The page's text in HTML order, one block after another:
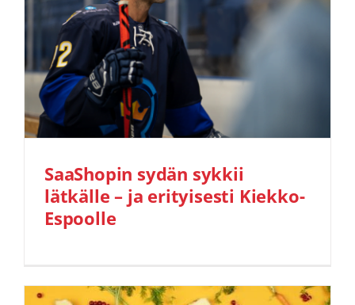
SaaShopin sydän sykkii
lätkälle – ja erityisesti Kiekko-
Espoolle